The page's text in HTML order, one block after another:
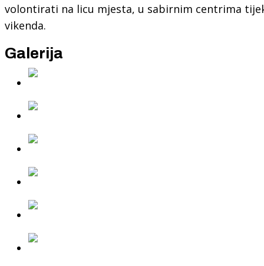
volontirati na licu mjesta, u sabirnim centrima
vikenda.
Galerija